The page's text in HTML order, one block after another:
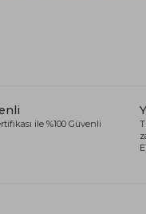
ile %100 Güvenli